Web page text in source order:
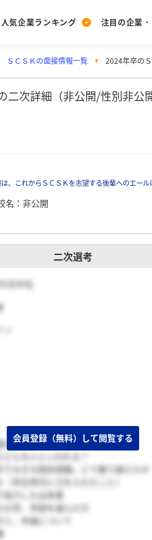
[27卒] 本選考
人気企業ランキング
る
みんなのDX企
注目の企業
界・企業研究
ＳＣＳＫの面接情報一覧 2024年卒の
次詳細（非公開/性別非公開
、これからＳＣＳＫを志望する後輩へのエール
名 ： 非公開
二次選考
月中旬
み/弱み
どんな人といわれる？
で大きな挫折経験。どう乗り越えたか
（学生時代に力を入れたこと）
協力した出来事
大学、学部を選んだか
、卒論について